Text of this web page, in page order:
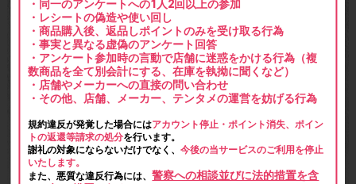
・同一のアンケートへの1人2回以上の参加
・レシートの偽造や使い回し
・商品購入後、返品しポイントのみを受け取る行為
・事実と異なる虚偽のアンケート回答
・アンケート参加時の言動で店舗に迷惑をかける行為（複
数商品を全て別会計にする、在庫を執拗に聞くなど）
・店舗やメーカーへの直接の問い合わせ
・その他、店舗、メーカー、テンタメの運営を妨げる行為
規約違反が発覚した場合にはアカウント停止・ポイント消失、ポイン
トの返還等請求の処分を行います。
謝礼の対象にならないだけでなく、今後の当サービスのご利用を停止
いたします。
また、悪質な違反行為には、警察への相談並びに法的措置を含